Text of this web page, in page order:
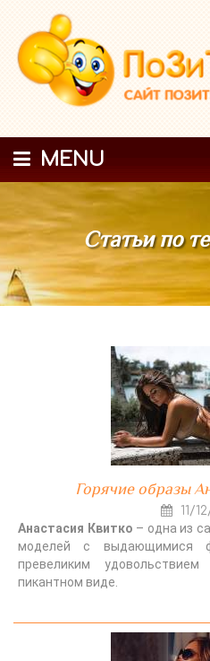
MENU
Статьи по
Горячие образы
11/
Анастасия Квитко – одна из
моделей с выдающимися
превеликим
пикантном виде.